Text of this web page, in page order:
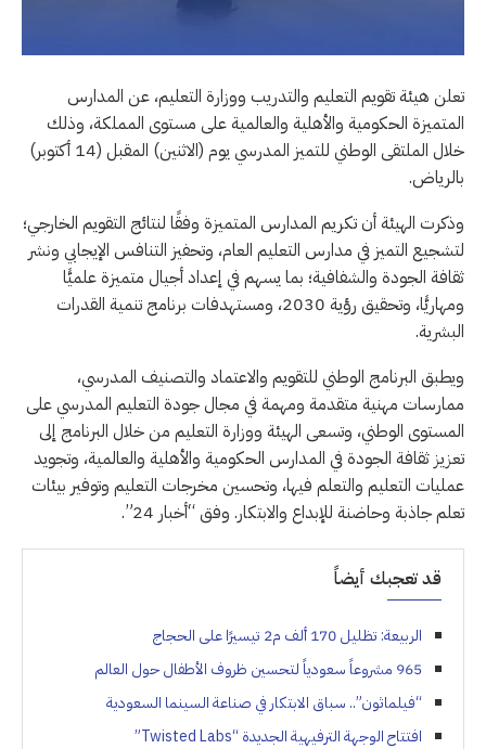
تعلن هيئة تقويم التعليم والتدريب ووزارة التعليم، عن المدارس
المتميزة الحكومية والأهلية والعالمية على مستوى المملكة، وذلك
خلال الملتقى الوطني للتميز المدرسي يوم (الاثنين) المقبل (14 أكتوبر)
بالرياض.
وذكرت الهيئة أن تكريم المدارس المتميزة وفقًا لنتائج التقويم الخارجي؛
لتشجيع التميز في مدارس التعليم العام، وتحفيز التنافس الإيجابي ونشر
ثقافة الجودة والشفافية؛ بما يسهم في إعداد أجيال متميزة علميًّا
ومهاريًّا، وتحقيق رؤية 2030، ومستهدفات برنامج تنمية القدرات
البشرية.
ويطبق البرنامج الوطني للتقويم والاعتماد والتصنيف المدرسي،
ممارسات مهنية متقدمة ومهمة في مجال جودة التعليم المدرسي على
المستوى الوطني، وتسعى الهيئة ووزارة التعليم من خلال البرنامج إلى
تعزيز ثقافة الجودة في المدارس الحكومية والأهلية والعالمية، وتجويد
عمليات التعليم والتعلم فيها، وتحسين مخرجات التعليم وتوفير بيئات
تعلم جاذبة وحاضنة للإبداع والابتكار. وفق “أخبار 24”.
قد تعجبك أيضاً
الربيعة: تظليل 170 ألف م2 تيسيرًا على الحجاج
965 مشروعاً سعودياً لتحسين ظروف الأطفال حول العالم
“فيلماثون”.. سباق الابتكار في صناعة السينما السعودية
افتتاح الوجهة الترفيهية الجديدة “Twisted Labs”